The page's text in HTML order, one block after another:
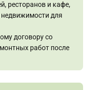
ресторанов и кафе,
недвижимости для
договору со
работ после